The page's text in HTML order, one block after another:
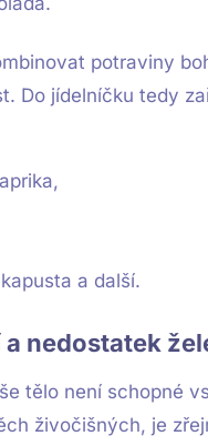
potraviny
Do jídelníčku tedy
a další.
nedostatek
tělo není schopné
živočišných, je